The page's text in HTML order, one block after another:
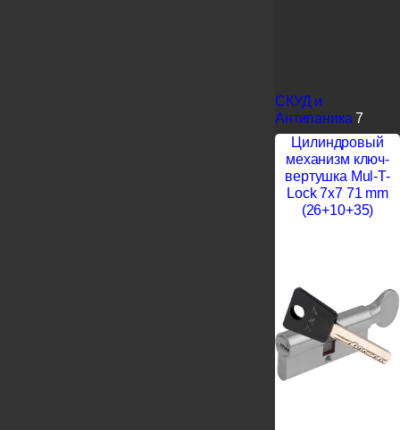
СКУД и
Антипаника 7
Цилиндровый
механизм ключ-
вертушка Mul-T-
Lock 7x7 71 mm
(26+10+35)